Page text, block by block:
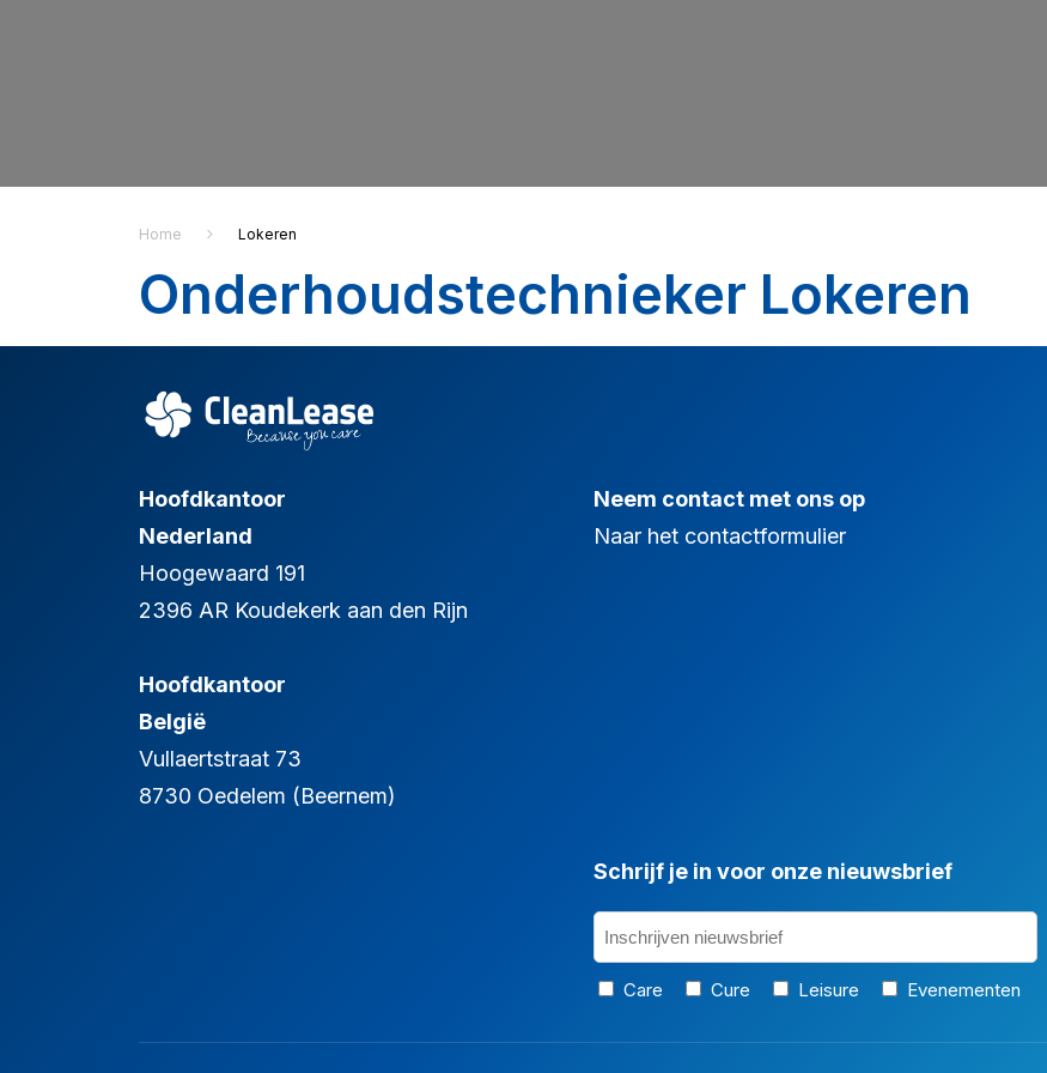
Home Lokeren
Onderhoudstechnieker Lokeren
Hoofdkantoor
Nederland
Hoogewaard 191
2396 AR Koudekerk aan den Rijn
Hoofdkantoor
België
Vullaertstraat 73
8730 Oedelem (Beernem)
Neem contact met ons op
Naar het contactformulier
Schrijf je in voor onze nieuwsbrief
Inschrijven
nieuwsbrief
(Vereist)
Categorie
Care Cure Leisure Evenementen